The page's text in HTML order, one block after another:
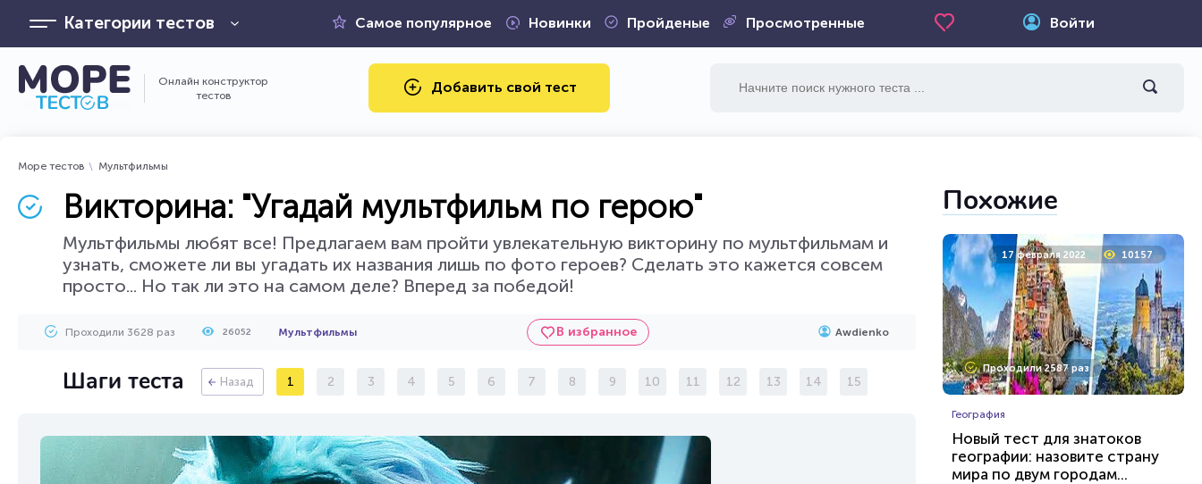
Категории тестов Самое популярное Новинки Пройденые Просмотренные Войти
Онлайн конструктор
тестов
Добавить свой тест
Море тестов Мультфильмы
Викторина: "Угадай мультфильм по герою"
Мультфильмы любят все! Предлагаем вам пройти увлекательную викторину по мультфильмам и
узнать, сможете ли вы угадать их названия лишь по фото героев? Сделать это кажется совсем
просто... Но так ли это на самом деле? Вперед за победой!
Проходили 3628 раз 26052 Мультфильмы В избранное Awdienko
Шаги теста Назад 1 2 3 4 5 6 7 8 9 10 11 12 13 14 15
Похожие
17 февраля 2022 10157
Проходили 2587 раз
География
Новый тест для знатоков
географии: назовите страну
мира по двум городам...